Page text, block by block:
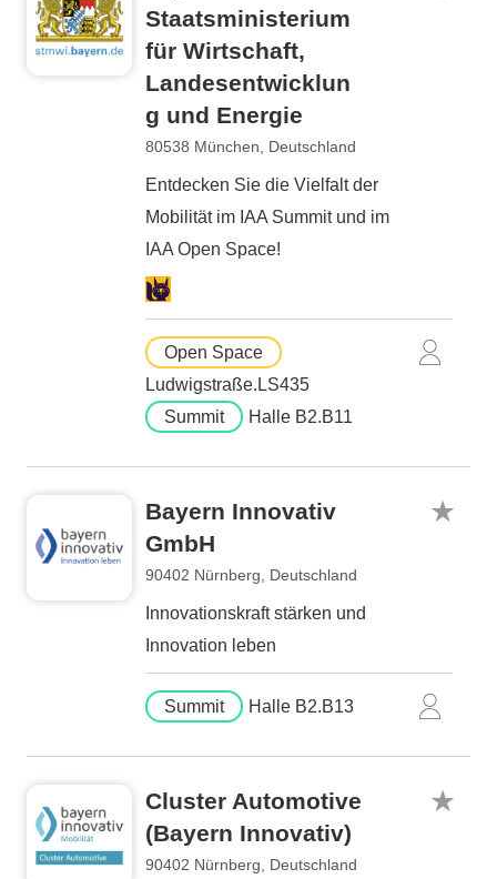
Staatsministerium
für Wirtschaft,
Landesentwicklun
g und Energie
80538 München, Deutschland
Entdecken Sie die Vielfalt der
Mobilität im IAA Summit und im
IAA Open Space!
Open Space
Ludwigstraße.LS435
Summit
Halle B2.B11
Bayern Innovativ
GmbH
90402 Nürnberg, Deutschland
Innovationskraft stärken und
Innovation leben
Summit Halle B2.B13
Cluster Automotive
(Bayern Innovativ)
90402 Nürnberg, Deutschland